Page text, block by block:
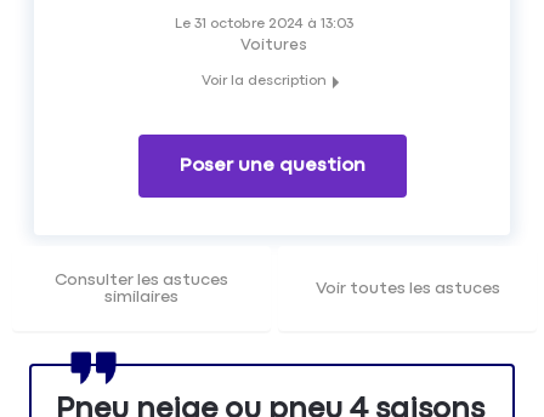
Le 31 octobre 2024 à 13:03
Voitures
Voir la description
Poser une question
Consulter les astuces
similaires
Voir toutes les astuces
Pneu neige ou pneu 4 saisons